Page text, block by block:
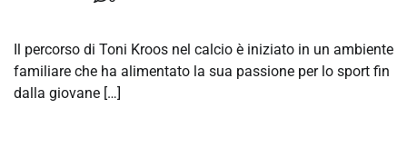
Il percorso di Toni Kroos nel calcio è iniziato in un ambiente
familiare che ha alimentato la sua passione per lo sport fin
dalla giovane […]